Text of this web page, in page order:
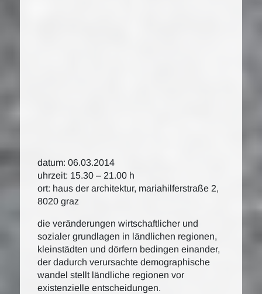
datum: 06.03.2014
uhrzeit: 15.30 – 21.00 h
ort: haus der architektur, mariahilferstraße 2,
8020 graz
die veränderungen wirtschaftlicher und
sozialer grundlagen in ländlichen regionen,
kleinstädten und dörfern bedingen einander,
der dadurch verursachte demographische
wandel stellt ländliche regionen vor
existenzielle entscheidungen.